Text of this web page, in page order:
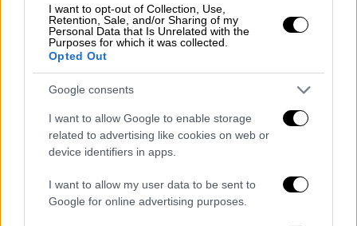
I want to opt-out of Collection, Use,
Retention, Sale, and/or Sharing of my
Personal Data that Is Unrelated with the
Purposes for which it was collected.
Opted Out
Google consents
I want to allow Google to enable storage
related to advertising like cookies on web or
device identifiers in apps.
I want to allow my user data to be sent to
Google for online advertising purposes.
Νέα Υόρκη.«Το να ελαττώσουν τις πτήσεις,
εάν πρόκειται για θέμα ασφαλείας, σίγουρα
θα πρέπει να γίνει, όμως δεν θα έπρεπε ποτέ
να φθάσουμε εδώ».
Περισσότερες από 800πτήσειςέχουν
ακυρωθεί έως αυτήν τη στιγμή, σύμφωνα με
τον ιστότοπο παρακολούθησης
Τα αεροδρόμια που έχουν επηρεαστεί
περισσότερο είναι το O'Hare του Σικάγο,